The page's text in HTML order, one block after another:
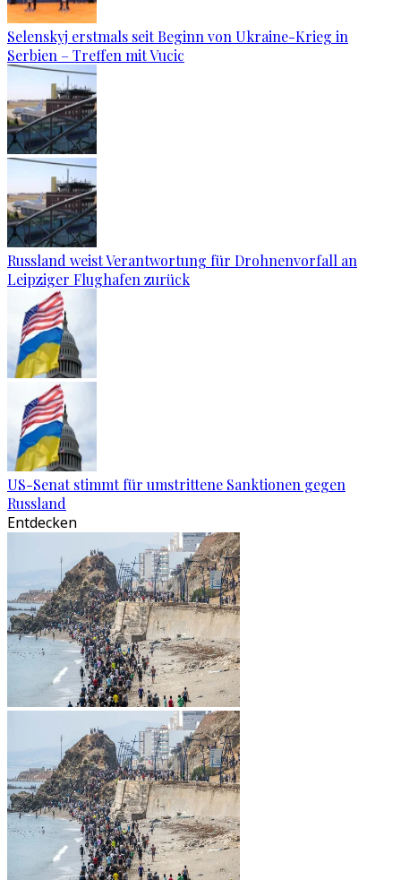
Selenskyj erstmals seit Beginn von Ukraine-Krieg in
Serbien – Treffen mit Vucic
Russland weist Verantwortung für Drohnenvorfall an
Leipziger Flughafen zurück
US-Senat stimmt für umstrittene Sanktionen gegen
Russland
Entdecken